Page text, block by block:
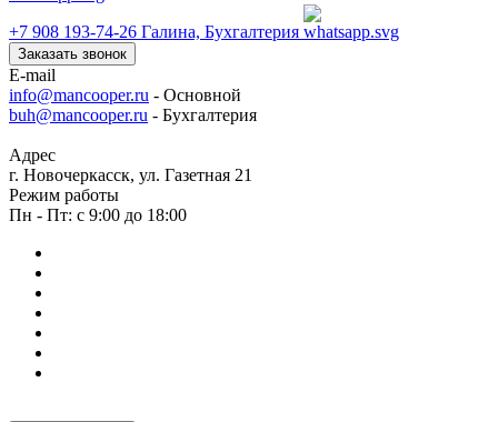
+7 908 193-74-26 Галина, Бухгалтерия
Заказать звонок
E-mail
info@mancooper.ru - Основной
buh@mancooper.ru - Бухгалтерия
Адрес
г. Новочеркасск, ул. Газетная 21
Режим работы
Пн - Пт: с 9:00 до 18:00